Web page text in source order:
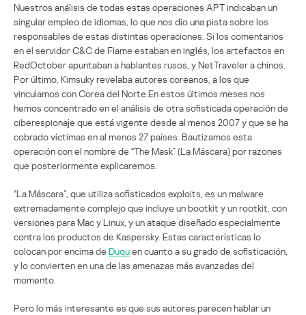
Nuestros análisis de todas estas operaciones APT indicaban un
singular empleo de idiomas, lo que nos dio una pista sobre los
responsables de estas distintas operaciones. Si los comentarios
en el servidor C&C de Flame estaban en inglés, los artefactos en
RedOctober apuntaban a hablantes rusos, y NetTraveler a chinos.
Por último, Kimsuky revelaba autores coreanos, a los que
vinculamos con Corea del Norte.En estos últimos meses nos
hemos concentrado en el análisis de otra sofisticada operación de
ciberespionaje que está vigente desde al menos 2007 y que se ha
cobrado víctimas en al menos 27 países. Bautizamos esta
operación con el nombre de “The Mask” (La Máscara) por razones
que posteriormente explicaremos.
“La Máscara”, que utiliza sofisticados exploits, es un malware
extremadamente complejo que incluye un bootkit y un rootkit, con
versiones para Mac y Linux, y un ataque diseñado especialmente
contra los productos de Kaspersky. Estas características lo
colocan por encima de Duquen cuanto a su grado de sofisticación,
y lo convierten en una de las amenazas más avanzadas del
momento.
Pero lo más interesante es que sus autores parecen hablar un